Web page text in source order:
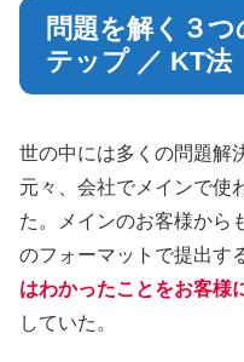
問題を解く３
テップ ／ KT法
世の中には多くの問題解
元々、会社でメインで使
た。メインのお客様から
のフォーマットで提出す
はわかったことをお客様
していた。